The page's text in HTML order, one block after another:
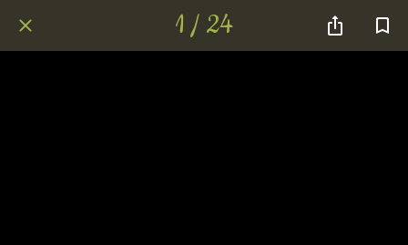
1 / 24